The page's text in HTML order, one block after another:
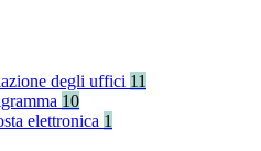
degli uffici 11
10
elettronica 1